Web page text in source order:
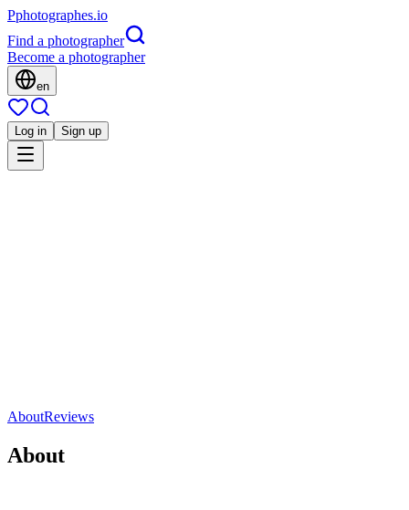
Pphotographes.io
Find a photographer
Become a photographer
en
Log in Sign up
Share
AboutReviews
About